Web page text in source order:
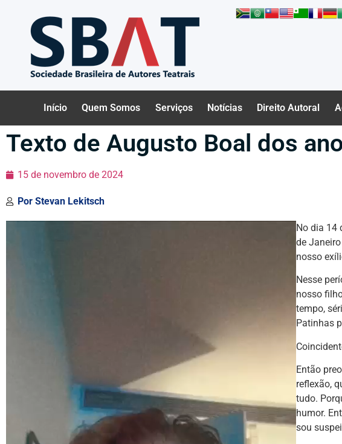
Início Quem Somos Serviços Notícias Direito Autoral
Texto de Augusto Boal dos
15 de novembro de 2024
Por Stevan Lekitsch
No dia 14
de
nosso
Nesse
nosso
tempo,
Patinhas
Então
reflexão,
tudo.
humor.
sou